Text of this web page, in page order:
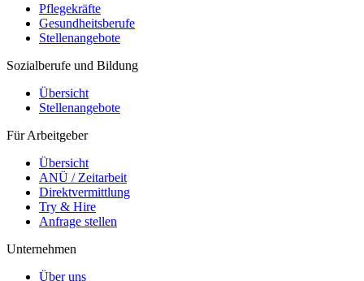
Pflegekräfte
Gesundheitsberufe
Stellenangebote
Sozialberufe und Bildung
Übersicht
Stellenangebote
Für Arbeitgeber
Übersicht
ANÜ / Zeitarbeit
Direktvermittlung
Try & Hire
Anfrage stellen
Unternehmen
Über uns